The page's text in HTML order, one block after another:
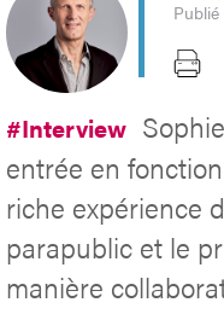
#Interview
entrée en
riche expérience
parapublic et le
manière